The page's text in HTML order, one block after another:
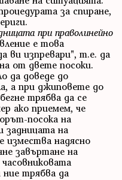
за спиране,
при праволинейно
е това
ви изпревари", т.е. да
от двете посоки.
да доведе до
а при джиповете до
трябва да се
ако приемем, че
посока на
задницата на
измества надясно
завъртане на
ние трябва да